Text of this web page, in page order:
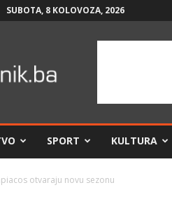
SUBOTA, 8 KOLOVOZA, 2026
SPORT KULTURA
otvaraju novu sezonu